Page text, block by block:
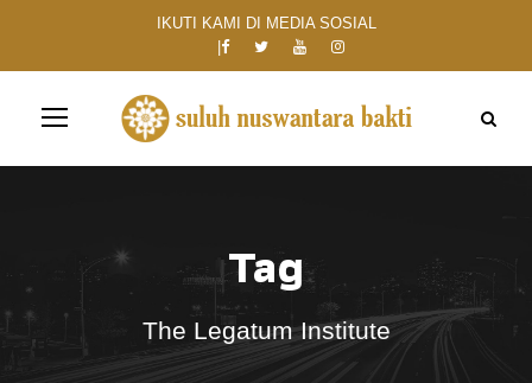
IKUTI KAMI DI MEDIA SOSIAL
Tag
The Legatum Institute